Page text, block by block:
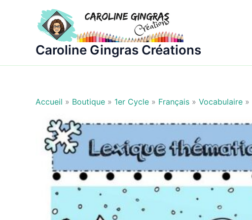
Caroline Gingras Créations
Accueil » Boutique » 1er Cycle » Français » Vocabulaire »